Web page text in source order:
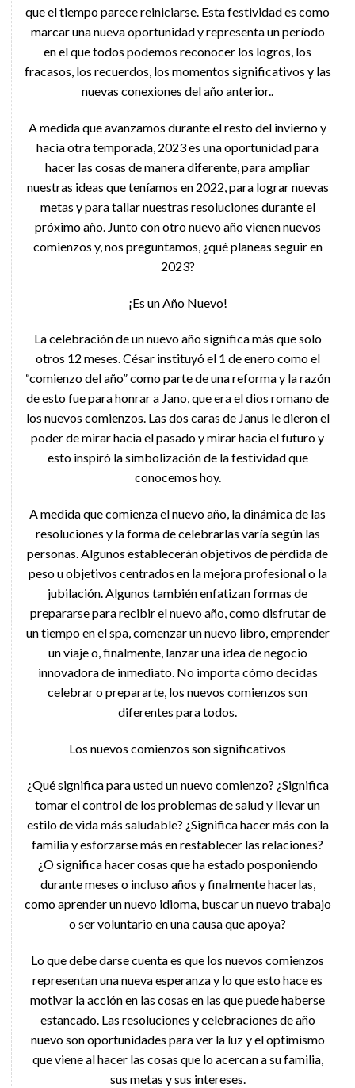
que el tiempo parece reiniciarse. Esta festividad es como
marcar una nueva oportunidad y representa un período
en el que todos podemos reconocer los logros, los
fracasos, los recuerdos, los momentos significativos y las
nuevas conexiones del año anterior..
A medida que avanzamos durante el resto del invierno y
hacia otra temporada, 2023 es una oportunidad para
hacer las cosas de manera diferente, para ampliar
nuestras ideas que teníamos en 2022, para lograr nuevas
metas y para tallar nuestras resoluciones durante el
próximo año. Junto con otro nuevo año vienen nuevos
comienzos y, nos preguntamos, ¿qué planeas seguir en
2023?
¡Es un Año Nuevo!
La celebración de un nuevo año significa más que solo
otros 12 meses. César instituyó el 1 de enero como el
“comienzo del año” como parte de una reforma y la razón
de esto fue para honrar a Jano, que era el dios romano de
los nuevos comienzos. Las dos caras de Janus le dieron el
poder de mirar hacia el pasado y mirar hacia el futuro y
esto inspiró la simbolización de la festividad que
conocemos hoy.
A medida que comienza el nuevo año, la dinámica de las
resoluciones y la forma de celebrarlas varía según las
personas. Algunos establecerán objetivos de pérdida de
peso u objetivos centrados en la mejora profesional o la
jubilación. Algunos también enfatizan formas de
prepararse para recibir el nuevo año, como disfrutar de
un tiempo en el spa, comenzar un nuevo libro, emprender
un viaje o, finalmente, lanzar una idea de negocio
innovadora de inmediato. No importa cómo decidas
celebrar o prepararte, los nuevos comienzos son
diferentes para todos.
Los nuevos comienzos son significativos
¿Qué significa para usted un nuevo comienzo? ¿Significa
tomar el control de los problemas de salud y llevar un
estilo de vida más saludable? ¿Significa hacer más con la
familia y esforzarse más en restablecer las relaciones?
¿O significa hacer cosas que ha estado posponiendo
durante meses o incluso años y finalmente hacerlas,
como aprender un nuevo idioma, buscar un nuevo trabajo
o ser voluntario en una causa que apoya?
Lo que debe darse cuenta es que los nuevos comienzos
representan una nueva esperanza y lo que esto hace es
motivar la acción en las cosas en las que puede haberse
estancado. Las resoluciones y celebraciones de año
nuevo son oportunidades para ver la luz y el optimismo
que viene al hacer las cosas que lo acercan a su familia,
sus metas y sus intereses.